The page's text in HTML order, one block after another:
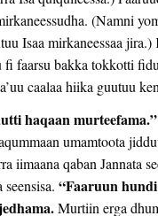
(Namni
Isaa mirkaneessaa jira.)
fi faarsu bakka tokkotti
caalaa hiika guutuu
haqaan murteefama.”
umamtoota
iimaana qaban Jannata
“Faaruun
Murtiin erga